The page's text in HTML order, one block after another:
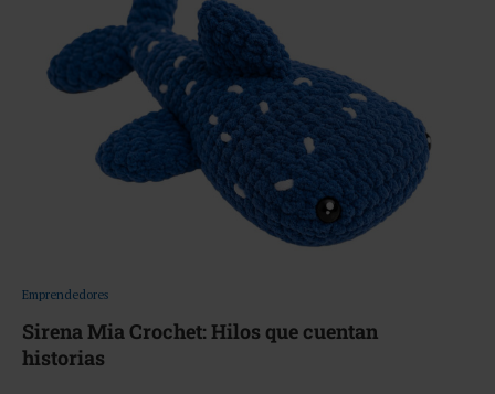
Emprendedores
Sirena Mia Crochet: Hilos que cuentan
historias